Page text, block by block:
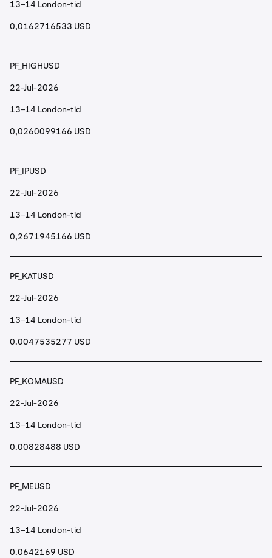
13–14 London-tid
0,0162716533 USD
PF_HIGHUSD
22-Jul-2026
13–14 London-tid
0,0260099166 USD
PF_IPUSD
22-Jul-2026
13–14 London-tid
0,2671945166 USD
PF_KATUSD
22-Jul-2026
13–14 London-tid
0.0047535277 USD
PF_KOMAUSD
22-Jul-2026
13–14 London-tid
0.00828488 USD
PF_MEUSD
22-Jul-2026
13–14 London-tid
0.0642169 USD